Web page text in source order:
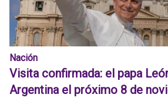
Nación
Visita confirmada: el papa
Argentina el próximo 8 de